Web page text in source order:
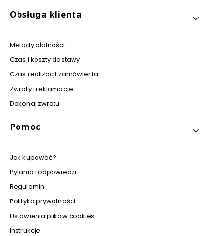
Obsługa klienta
Metody płatności
Czas i koszty dostawy
Czas realizacji zamówienia
Zwroty i reklamacje
Dokonaj zwrotu
Pomoc
Jak kupować?
Pytania i odpowiedzi
Regulamin
Polityka prywatności
Ustawienia plików cookies
Instrukcje